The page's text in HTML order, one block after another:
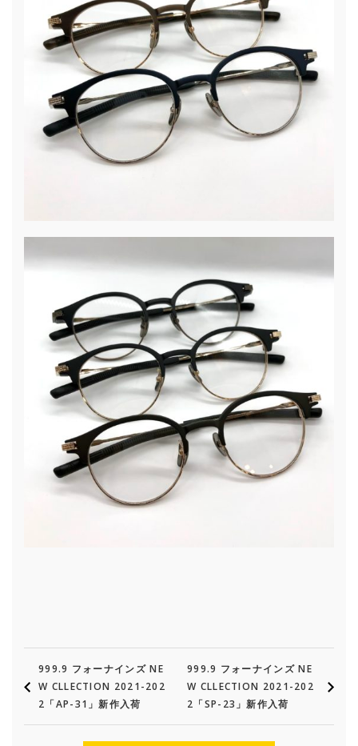
999.9 フォーナインズ NE
W CLLECTION 2021-202
2「AP-31」新作入荷
999.9 フォーナインズ NE
W CLLECTION 2021-202
2「SP-23」新作入荷